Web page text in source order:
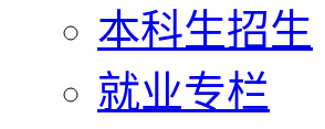
本科生招生
就业专栏